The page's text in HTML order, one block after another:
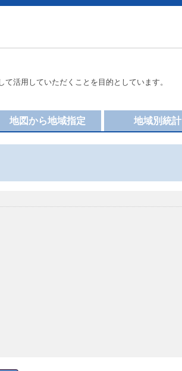
活用していただくことを目的としています。
地域別統計
地図から地域指定